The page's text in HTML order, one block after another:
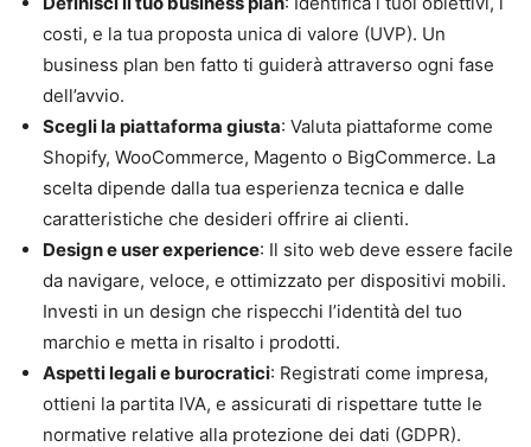
costi, e la tua proposta unica di valore (UVP). Un
business plan ben fatto ti guiderà attraverso ogni fase
dell’avvio.
Scegli la piattaforma giusta: Valuta piattaforme come
Shopify, WooCommerce, Magento o BigCommerce. La
scelta dipende dalla tua esperienza tecnica e dalle
caratteristiche che desideri offrire ai clienti.
Design e user experience: Il sito web deve essere facile
da navigare, veloce, e ottimizzato per dispositivi mobili.
Investi in un design che rispecchi l’identità del tuo
marchio e metta in risalto i prodotti.
Aspetti legali e burocratici: Registrati come impresa,
ottieni la partita IVA, e assicurati di rispettare tutte le
normative relative alla protezione dei dati (GDPR).